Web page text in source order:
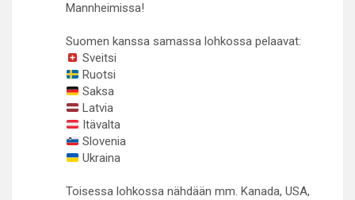
Mannheimissa!
Suomen kanssa samassa lohkossa pelaavat:
Sveitsi
Ruotsi
Saksa
Latvia
Itävalta
Slovenia
Ukraina
Toisessa lohkossa nähdään mm. Kanada, USA,